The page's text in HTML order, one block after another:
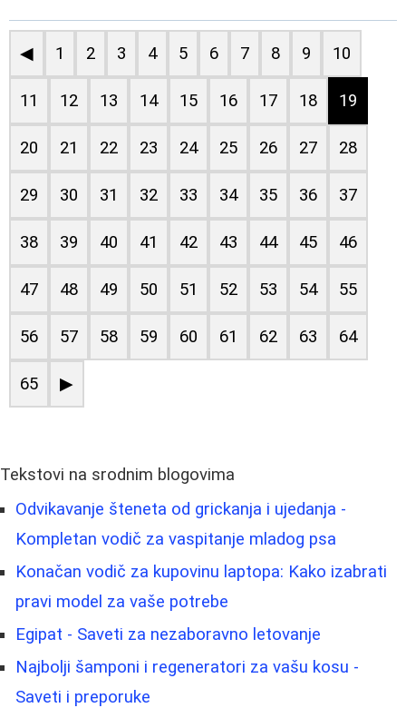
◀ 1 2 3 4 5 6 7 8 9 10
11 12 13 14 15 16 17 18 19
20 21 22 23 24 25 26 27 28
29 30 31 32 33 34 35 36 37
38 39 40 41 42 43 44 45 46
47 48 49 50 51 52 53 54 55
56 57 58 59 60 61 62 63 64
65 ▶
Tekstovi na srodnim blogovima
Odvikavanje šteneta od grickanja i ujedanja -
Kompletan vodič za vaspitanje mladog psa
Konačan vodič za kupovinu laptopa: Kako izabrati
pravi model za vaše potrebe
Egipat - Saveti za nezaboravno letovanje
Najbolji šamponi i regeneratori za vašu kosu -
Saveti i preporuke